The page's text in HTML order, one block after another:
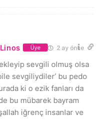
Üye 2 ay önce
sevgili olmuş olsa
sevgiliydiler’ bu pedo
ki o ezik fanları da
bu mübarek bayram
iğrenç insanlar ve